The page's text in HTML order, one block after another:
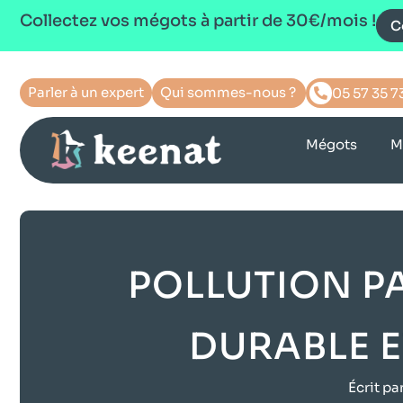
Collectez vos mégots à partir de 30€/mois !
Parler à un expert Qui sommes-nous ? 05 57 35
Mégots
POLLUTION
DURABLE
Écrit